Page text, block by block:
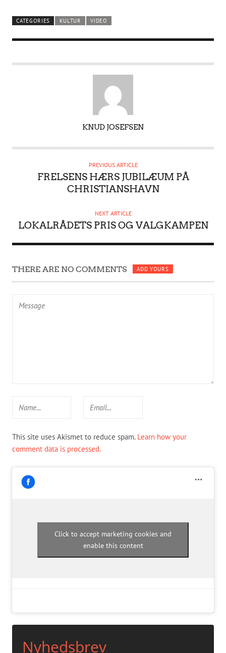
CATEGORIES KULTUR VIDEO
T
KNUD JOSEFSEN
PREVIOUS ARTICLE
FRELSENS HÆRS JUBILÆUM PÅ
CHRISTIANSHAVN
NEXT ARTICLE
LOKALRÅDETS PRIS OG VALGKAMPEN
THERE ARE NO COMMENTS ADD YOURS
This site uses Akismet to reduce spam. Learn how your
comment data is processed.
Click to accept marketing cookies and
enable this content
Nyhedsbrev